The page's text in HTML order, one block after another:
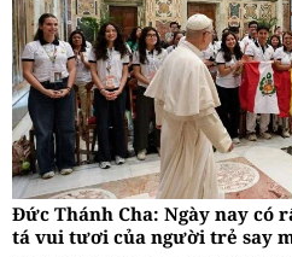
Đức Thánh Cha: Ngày nay có
tá vui tươi của người trẻ say